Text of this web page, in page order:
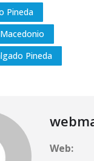
Pineda
Pineda
Web: